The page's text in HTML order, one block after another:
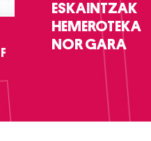
ESKAINTZAK
HEMEROTEKA
NOR GARA